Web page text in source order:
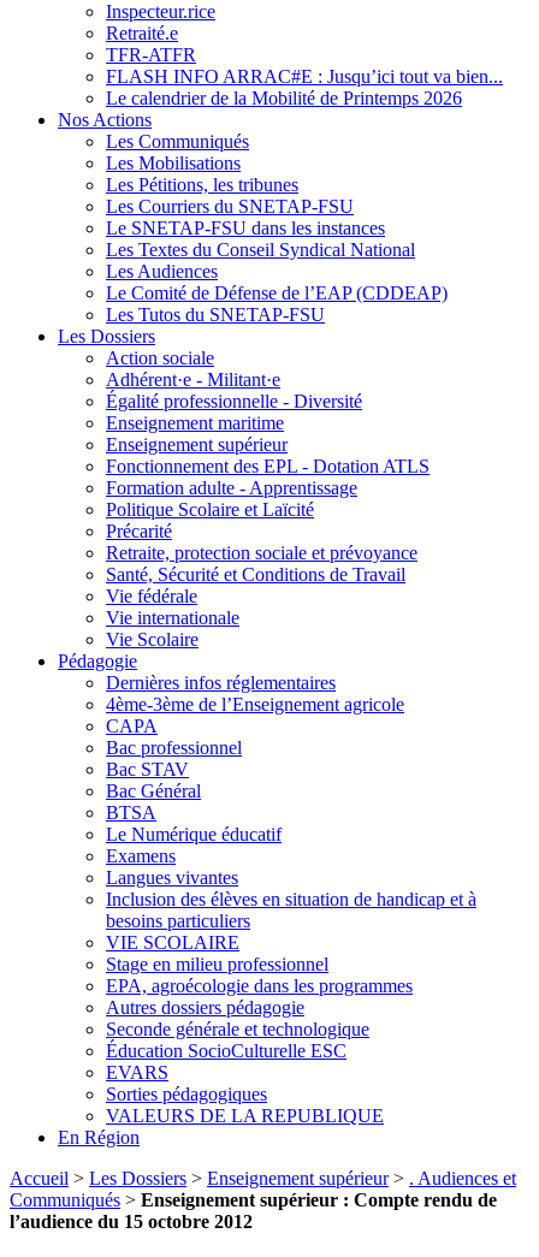
Inspecteur.rice
Retraité.e
TFR-ATFR
FLASH INFO ARRAC#E : Jusqu’ici tout va bien...
Le calendrier de la Mobilité de Printemps 2026
Nos Actions
Les Communiqués
Les Mobilisations
Les Pétitions, les tribunes
Les Courriers du SNETAP-FSU
Le SNETAP-FSU dans les instances
Les Textes du Conseil Syndical National
Les Audiences
Le Comité de Défense de l’EAP (CDDEAP)
Les Tutos du SNETAP-FSU
Les Dossiers
Action sociale
Adhérent·e - Militant·e
Égalité professionnelle - Diversité
Enseignement maritime
Enseignement supérieur
Fonctionnement des EPL - Dotation ATLS
Formation adulte - Apprentissage
Politique Scolaire et Laïcité
Précarité
Retraite, protection sociale et prévoyance
Santé, Sécurité et Conditions de Travail
Vie fédérale
Vie internationale
Vie Scolaire
Pédagogie
Dernières infos réglementaires
4ème-3ème de l’Enseignement agricole
CAPA
Bac professionnel
Bac STAV
Bac Général
BTSA
Le Numérique éducatif
Examens
Langues vivantes
Inclusion des élèves en situation de handicap et à
besoins particuliers
VIE SCOLAIRE
Stage en milieu professionnel
EPA, agroécologie dans les programmes
Autres dossiers pédagogie
Seconde générale et technologique
Éducation SocioCulturelle ESC
EVARS
Sorties pédagogiques
VALEURS DE LA REPUBLIQUE
En Région
Accueil > Les Dossiers > Enseignement supérieur> . Audiences et
Communiqués > Enseignement supérieur : Compte rendu de
l’audience du 15 octobre 2012